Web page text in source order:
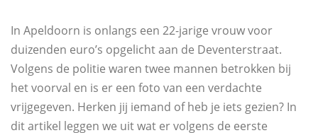
In Apeldoorn is onlangs een 22-jarige vrouw voor
duizenden euro’s opgelicht aan de Deventerstraat.
Volgens de politie waren twee mannen betrokken bij
het voorval en is er een foto van een verdachte
vrijgegeven. Herken jij iemand of heb je iets gezien? In
dit artikel leggen we uit wat er volgens de eerste